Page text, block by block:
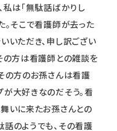
私は「無駄話ばかりし
。そこで看護師が去った
いただき、申し訳ござい
の方は看護師との雑談を
の方のお孫さんは看護
大好きなのだそう。看
いに来たお孫さんとの
のようでも、その看護